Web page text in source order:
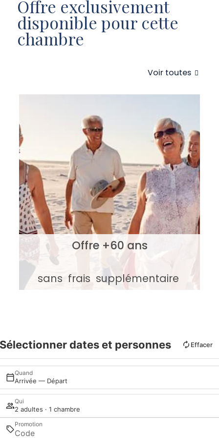
Offre exclusivement
disponible pour cette
chambre
Voir toutes
Offre +60 ans
sans frais supplémentaire
Sélectionner dates et personnes Effacer
Quand
Arrivée — Départ
Qui
2 adultes · 1 chambre
Promotion